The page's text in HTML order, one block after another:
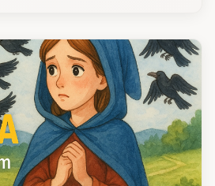
không biết bó hoa thế
với công chúa: